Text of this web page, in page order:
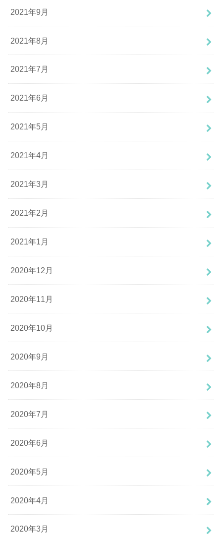
2021年9月
2021年8月
2021年7月
2021年6月
2021年5月
2021年4月
2021年3月
2021年2月
2021年1月
2020年12月
2020年11月
2020年10月
2020年9月
2020年8月
2020年7月
2020年6月
2020年5月
2020年4月
2020年3月